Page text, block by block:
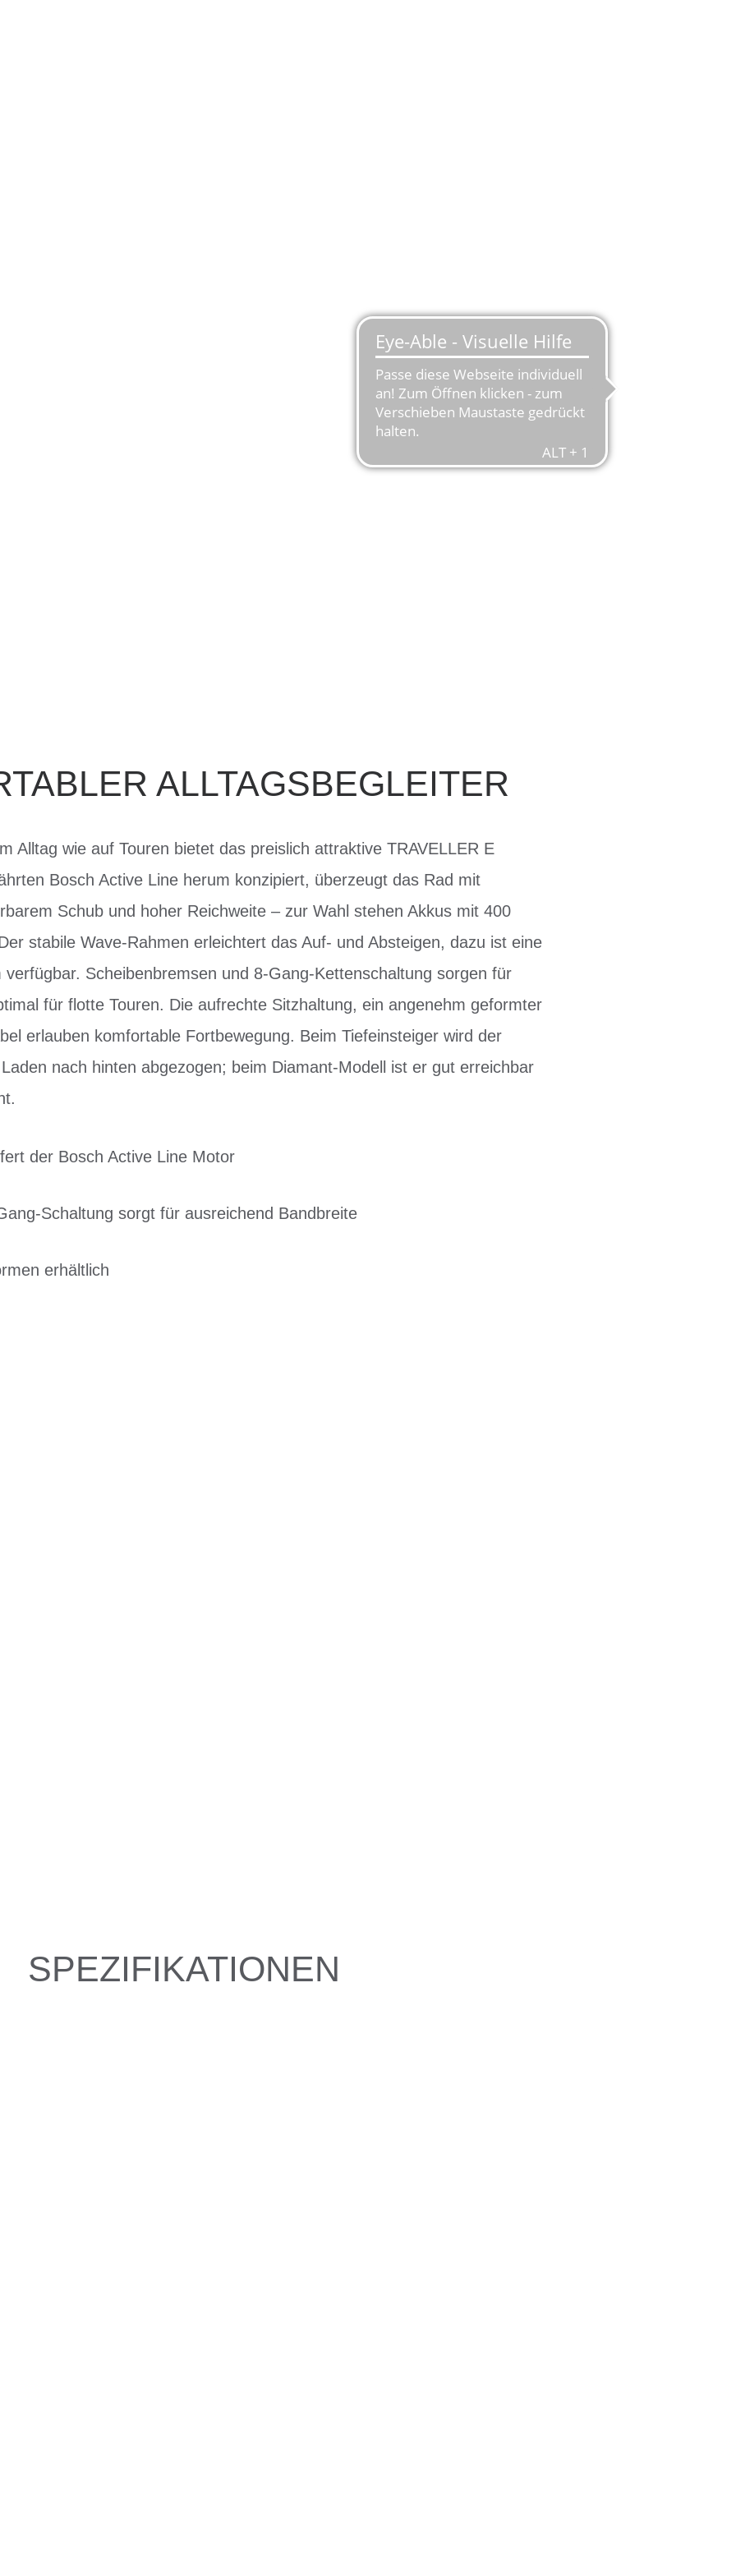
ALLTAGSBEGLEITER
Alltag wie auf Touren bietet das preislich attraktive TRAVELLER E
Bosch Active Line herum konzipiert, überzeugt das Rad mit
Schub und hoher Reichweite – zur Wahl stehen Akkus mit 400
stabile Wave-Rahmen erleichtert das Auf- und Absteigen, dazu ist eine
verfügbar. Scheibenbremsen und 8-Gang-Kettenschaltung sorgen für
für flotte Touren. Die aufrechte Sitzhaltung, ein angenehm geformter
erlauben komfortable Fortbewegung. Beim Tiefeinsteiger wird der
nach hinten abgezogen; beim Diamant-Modell ist er gut erreichbar
der Bosch Active Line Motor
Schaltung sorgt für ausreichend Bandbreite
erhältlich
SPEZIFIKATIONEN